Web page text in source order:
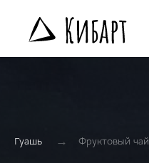
Гуашь → Фруктовый чай